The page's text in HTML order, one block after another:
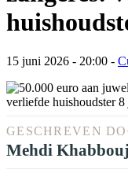
15 juni 2026 - 20:00 -
GESCHREVEN
Mehdi Khabbouj